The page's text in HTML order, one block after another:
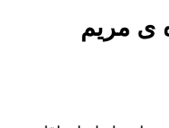
ی مریم